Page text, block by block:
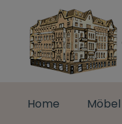
Home Möbel